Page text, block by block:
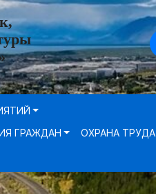
ГРАЖДАН
ОХРАНА ТРУДА